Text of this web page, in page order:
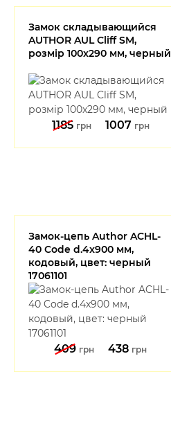
Замок складывающийся
AUTHOR AUL Cliff SM,
розмір 100x290 мм, черный
1185 грн 1007 грн
Замок-цепь Author ACHL-
40 Code d.4x900 мм,
кодовый, цвет: черный
17061101
409 грн 438 грн